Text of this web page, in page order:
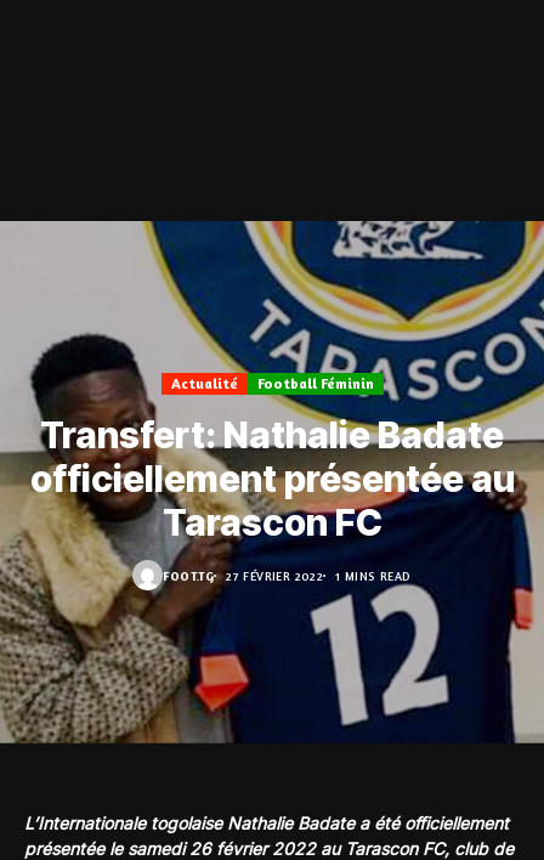
Actualité Football Féminin
Transfert: Nathalie Badate
officiellement présentée au
Tarascon FC
FOOT.TG 27 FÉVRIER 2022 1 MINS READ
L’Internationale togolaise Nathalie Badate a été officiellement
présentée le samedi 26 février 2022 au Tarascon FC, club de